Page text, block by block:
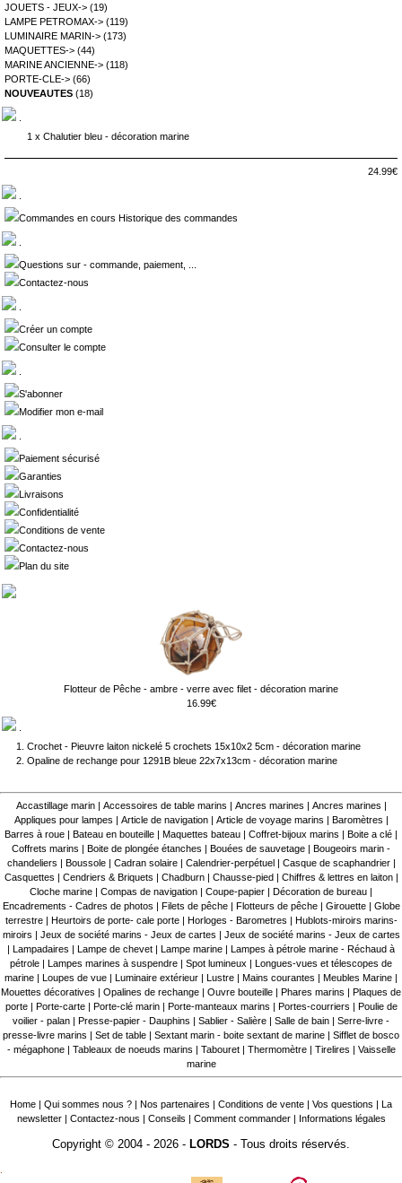
JOUETS - JEUX-> (19)
LAMPE PETROMAX-> (119)
LUMINAIRE MARIN-> (173)
MAQUETTES-> (44)
MARINE ANCIENNE-> (118)
PORTE-CLE-> (66)
NOUVEAUTES (18)
1 x Chalutier bleu - décoration marine
24.99€
Commandes en cours Historique des commandes
Questions sur - commande, paiement, ...
Contactez-nous
Créer un compte
Consulter le compte
S'abonner
Modifier mon e-mail
Paiement sécurisé
Garanties
Livraisons
Confidentialité
Conditions de vente
Contactez-nous
Plan du site
Flotteur de Pêche - ambre - verre avec filet - décoration marine
16.99€
Crochet - Pieuvre laiton nickelé 5 crochets 15x10x2 5cm - décoration marine
Opaline de rechange pour 1291B bleue 22x7x13cm - décoration marine
Accastillage marin| Accessoires de table marins Ancres marines Ancres marines
Appliques pour lampes
Article de navigation| Article de voyage marins Baromètres
Barres à roue
Bateau en bouteille Maquettes bateau Coffret-bijoux marins Boite a clé
Coffrets marins
Boite de plongée étanches Bouées de sauvetage
Bougeoirs marin -
chandeliers
Boussole| Cadran solaire| Calendrier-perpétuel Casque de scaphandrier|
Casquettes
Cendriers & Briquets Chadburn| Chausse-pied Chiffres & lettres en laiton|
Cloche marine
Compas de navigation Coupe-papier Décoration de bureau
Encadrements - Cadres de photos
Filets de pêche| Flotteurs de pêche| Girouette| Globe
terrestre| Heurtoirs de porte- cale porte| Horloges - Barometres
Hublots-miroirs marins-
miroirs
Jeux de société marins - Jeux de cartes
Jeux de société marins - Jeux de cartes
Lampadaires Lampe de chevet Lampe marine
Lampes à pétrole marine - Réchaud à
pétrole
Lampes marines à suspendre Spot lumineux
Longues-vues et télescopes de
marine
Loupes de vue Luminaire extérieur Lustre Mains courantes Meubles Marine
Mouettes décoratives
Opalines de rechange Ouvre bouteille Phares marins
Plaques de
porte| Porte-carte| Porte-clé marin Porte-manteaux marins Portes-courriers
Poulie de
voilier - palan
Presse-papier - Dauphins Sablier - Salière Salle de bain
Serre-livre -
presse-livre marins
Set de table Sextant marin - boite sextant de marine
Sifflet de bosco
- mégaphone| Tableaux de noeuds marins Tabouret| Thermomètre| Tirelires
Vaisselle
marine
Home Qui sommes nous ? Nos partenaires Conditions de vente Vos questions
La
newsletter
Contactez-nous Conseils Comment commander Informations légales
Copyright © 2004 - 2026 - LORDS - Tous droits réservés.
.